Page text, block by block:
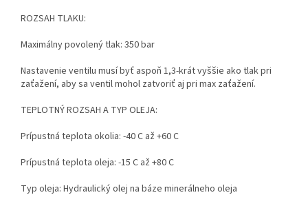
ROZSAH TLAKU:
Maximálny povolený tlak: 350 bar
Nastavenie ventilu musí byť aspoň 1,3-krát vyššie ako tlak pri
zaťažení, aby sa ventil mohol zatvoriť aj pri max zaťažení.
TEPLOTNÝ ROZSAH A TYP OLEJA:
Prípustná teplota okolia: -40 C až +60 C
Prípustná teplota oleja: -15 C až +80 C
Typ oleja: Hydraulický olej na báze minerálneho oleja